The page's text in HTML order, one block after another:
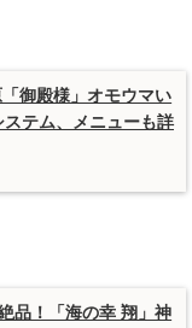
御殿様」オモウマい
テム、メニューも詳
品！「海の幸 翔」神